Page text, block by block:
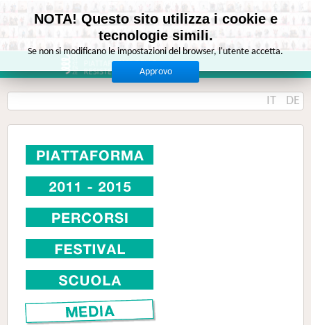
IT DE
NOTA! Questo sito utilizza i cookie e
tecnologie simili.
Se non si modificano le impostazioni del browser, l'utente accetta.
Approvo